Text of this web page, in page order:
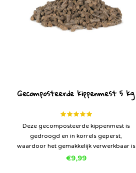
Gecomposteerde kippenmest 5 kg
Deze gecomposteerde kippenmest is
gedroogd en in korrels geperst,
waardoor het gemakkelijk verwerkbaar is
in de tuin. Gecomposteerde
€9,99